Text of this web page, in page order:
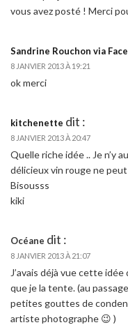
vous avez posté ! Merci
Sandrine Rouchon via
8 JANVIER 2013 À 19:21
ok merci
kitchenette dit :
8 JANVIER 2013 À 20:47
Quelle riche idée .. Je n’y
délicieux vin rouge ne
Bisousss
kiki
Océane dit :
8 JANVIER 2013 À 21:07
J’avais déjà vue cette
que je la tente. (au
petites gouttes de
artiste photographe 😉 )